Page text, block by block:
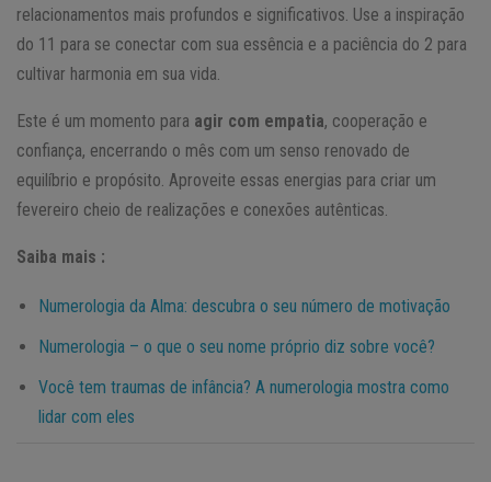
relacionamentos mais profundos e significativos. Use a inspiração
do 11 para se conectar com sua essência e a paciência do 2 para
cultivar harmonia em sua vida.
Este é um momento para agir com empatia, cooperação e
confiança, encerrando o mês com um senso renovado de
equilíbrio e propósito. Aproveite essas energias para criar um
fevereiro cheio de realizações e conexões autênticas.
Saiba mais :
Numerologia da Alma: descubra o seu número de motivação
Numerologia – o que o seu nome próprio diz sobre você?
Você tem traumas de infância? A numerologia mostra como
lidar com eles